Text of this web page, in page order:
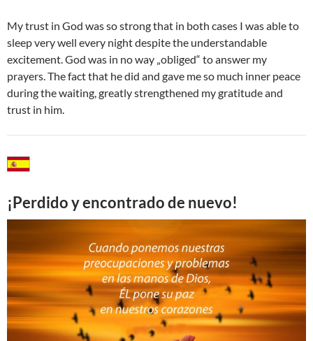
My trust in God was so strong that in both cases I was able to
sleep very well every night despite the understandable
excitement. God was in no way „obliged“ to answer my
prayers. The fact that he did and gave me so much inner peace
during the waiting, greatly strengthened my gratitude and
trust in him.
¡Perdido y encontrado de nuevo!